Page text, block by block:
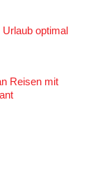
optimal
Reisen mit